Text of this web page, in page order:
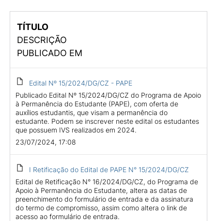
TÍTULO
DESCRIÇÃO
PUBLICADO EM
Edital Nº 15/2024/DG/CZ - PAPE
Publicado Edital Nº 15/2024/DG/CZ do Programa de Apoio
à Permanência do Estudante (PAPE), com oferta de
auxílios estudantis, que visam a permanência do
estudante. Podem se inscrever neste edital os estudantes
que possuem IVS realizados em 2024.
23/07/2024, 17:08
I Retificação do Edital de PAPE N° 15/2024/DG/CZ
Edital de Retificação N° 16/2024/DG/CZ, do Programa de
Apoio à Permanência do Estudante, altera as datas de
preenchimento do formulário de entrada e da assinatura
do termo de compromisso, assim como altera o link de
acesso ao formulário de entrada.